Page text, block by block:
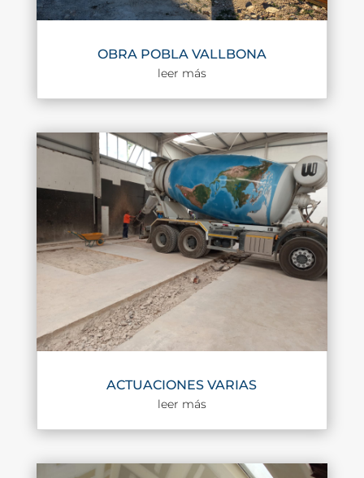
OBRA POBLA VALLBONA
leer más
ACTUACIONES VARIAS
leer más